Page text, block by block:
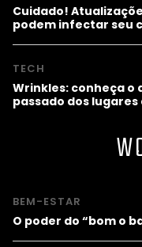
Cuidado!
podem infectar seu
TECH
Wrinkles: conheça o
passado dos lugares
BEM-ESTAR
O poder do “bom o